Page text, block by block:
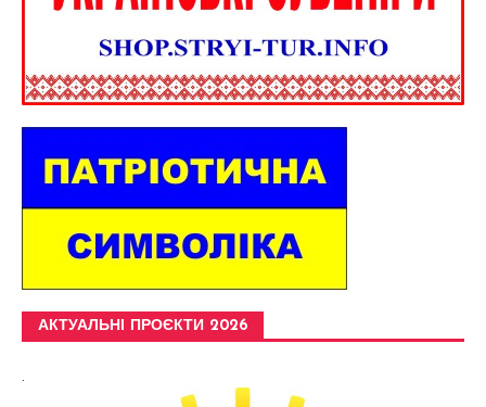
АКТУАЛЬНІ ПРОЄКТИ 2026
.